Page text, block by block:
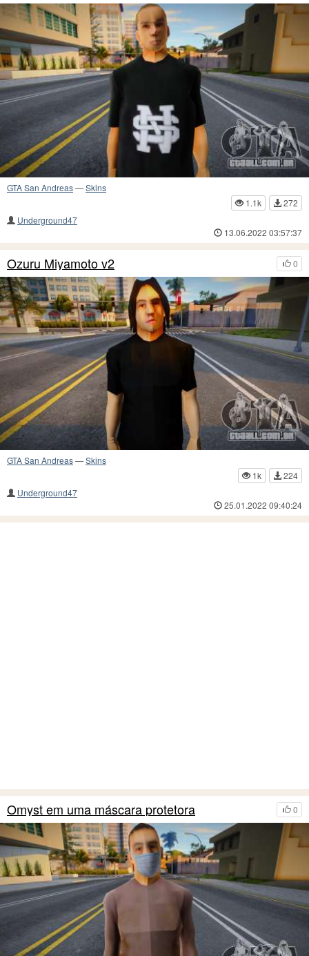
GTA San Andreas—Skins
1.1k
272
Underground47
13.06.2022 03:57:37
0
Ozuru Miyamoto v2
GTA San Andreas—Skins
1k
224
Underground47
25.01.2022 09:40:24
0
Omyst em uma máscara protetora